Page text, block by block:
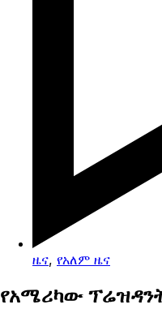
ዜና, የአለም ዜና
የአሜሪካው